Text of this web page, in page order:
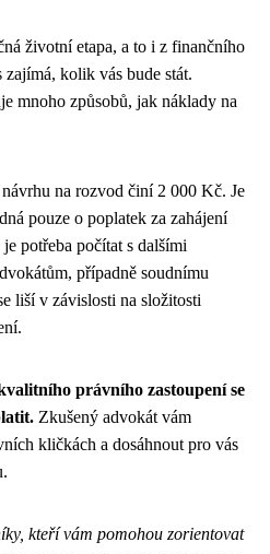
životní etapa, a to i z finančního
zajímá, kolik vás bude stát.
mnoho způsobů, jak náklady na
na rozvod činí 2 000 Kč. Je
pouze o poplatek za zahájení
potřeba počítat s dalšími
případně soudnímu
liší v závislosti na složitosti
právního zastoupení se
Zkušený advokát vám
kličkách a dosáhnout pro vás
kteří vám pomohou zorientovat